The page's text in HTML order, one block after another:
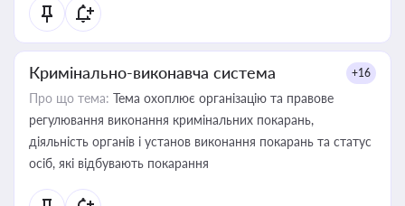
Кримінально-виконавча система +16
Про що тема: Тема охоплює організацію та правове
регулювання виконання кримінальних покарань,
діяльність органів і установ виконання покарань та статус
осіб, які відбувають покарання